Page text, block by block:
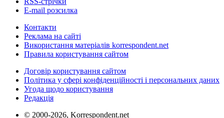
E-mail розсилка
Контакти
Реклама на сайті
Використання матеріалів korrespondent.net
Правила користування сайтом
Договір користування сайтом
Політика у сфері конфіденційності і персональних даних
Угода щодо користування
Редакція
© 2000-2026, Korrespondent.net